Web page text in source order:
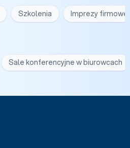
Szkolenia Imprezy firmowe
Sale konferencyjne w biurowcach